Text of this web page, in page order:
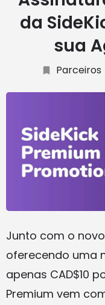
da
sua
Parceiros
Junto com o
oferecendo uma
apenas CAD$10
Premium vem